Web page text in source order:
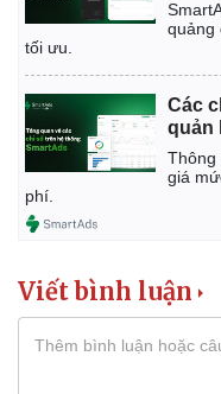
quảng
tối ưu.
Các
quản
Thông
giá
phí.
Viết bình luận